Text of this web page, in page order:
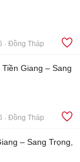
Đồng Tháp
Giang – Sang
Đồng Tháp
– Sang Trọng,